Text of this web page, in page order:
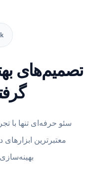
تصمیم‌های
سئو حرفه‌ای تنها با
معتبرترین